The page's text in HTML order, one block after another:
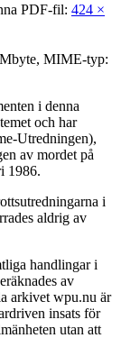
PDF-fil: 424 ×
MIME-typ:
i denna
och har
Utredningen),
av mordet på
1986.
i
aldrig av
handlingar i
av
arkivet wpu.nu är
insats för
utan att